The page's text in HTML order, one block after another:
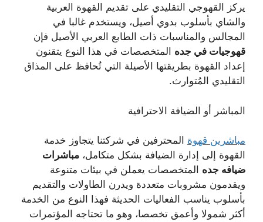
يركز القهوجي التقليدي على تقديم القهوة العربية
والشاي بأسلوب بدوي أصيل، ويستخدم غالبا في
المجالس والمناسبات ذات الطابع العربي الأصيل فإن
قهوجيات في جده المتخصصات في هذا النوع يتقنون
إعداد القهوة بطريقتها الأصيلة التي تُحافظ على المذاق
التقليدي المُتوارث.
المباشر أو الضيافة الاحترافية
مباشرين قهوة المحترفين في شركتنا يتجاوز خدمة
القهوة إلى إدارة الضيافة بشكل متكامل، مباشرات
ضيافه جده المتخصصات يعملن في بيئات متنوعة
ويقدمون مشروبات متعددة ويدرن الطاولات والتقديم
بأسلوب يناسب الفعاليات الحديثة فهذا النوع من الخدمة
أكثر شمولا وأعمق تخصصا، وهو ما تحتاجه المؤتمرات